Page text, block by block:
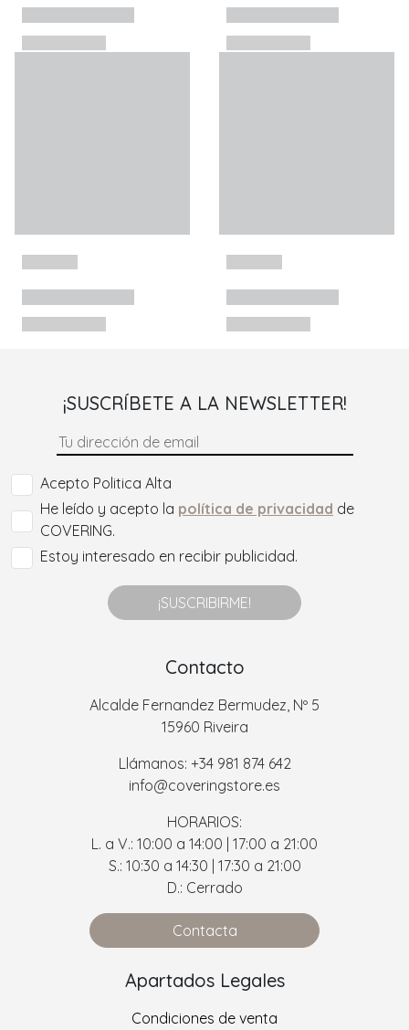
¡SUSCRÍBETE A LA NEWSLETTER!
Acepto Politica Alta
He leído y acepto la política de privacidad de
COVERING.
Estoy interesado en recibir publicidad.
¡SUSCRIBIRME!
Contacto
Alcalde Fernandez Bermudez, Nº 5
15960 Riveira
Llámanos: +34 981 874 642
info@coveringstore.es
HORARIOS:
L. a V.: 10:00 a 14:00 | 17:00 a 21:00
S.: 10:30 a 14:30 | 17:30 a 21:00
D.: Cerrado
Contacta
Apartados Legales
Condiciones de venta